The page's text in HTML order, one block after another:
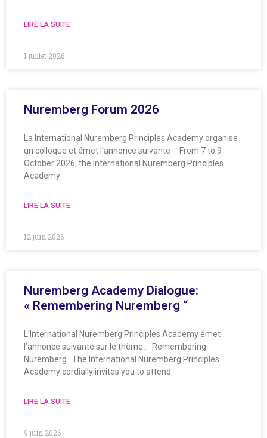
LIRE LA SUITE
1 juillet 2026
Nuremberg Forum 2026
La International Nuremberg Principles Academy organise
un colloque et émet l’annonce suivante : From 7 to 9
October 2026, the International Nuremberg Principles
Academy
LIRE LA SUITE
12 juin 2026
Nuremberg Academy Dialogue:
« Remembering Nuremberg “
L’International Nuremberg Principles Academy émet
l’annonce suivante sur le thème : Remembering
Nuremberg The International Nuremberg Principles
Academy cordially invites you to attend
LIRE LA SUITE
9 juin 2026